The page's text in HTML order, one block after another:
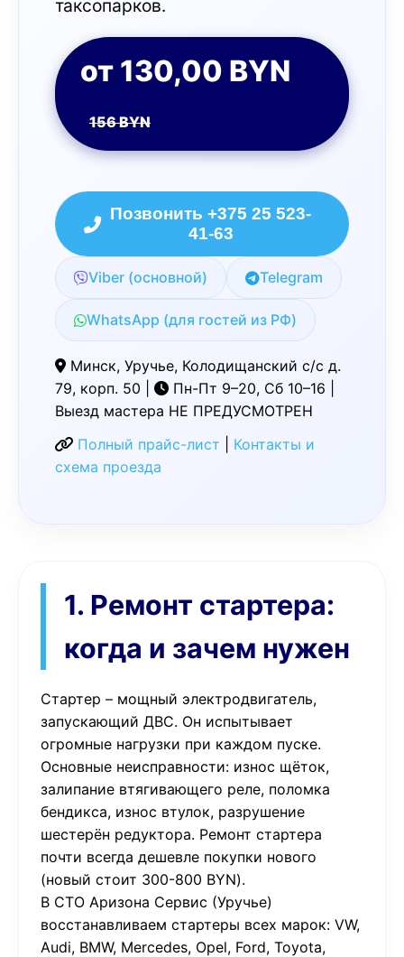
таксопарков.
от 130,00 BYN
156 BYN
Позвонить +375 25 523-
41-63
Viber (основной) Telegram
WhatsApp (для гостей из РФ)
Минск, Уручье, Колодищанский с/с д.
79, корп. 50 |
Пн-Пт 9–20, Сб 10–16 |
Выезд мастера НЕ ПРЕДУСМОТРЕН
Полный прайс-лист
Контакты и
схема проезда
1. Ремонт стартера:
когда и зачем нужен
Стартер – мощный электродвигатель,
запускающий ДВС. Он испытывает
огромные нагрузки при каждом пуске.
Основные неисправности: износ щёток,
залипание втягивающего реле, поломка
бендикса, износ втулок, разрушение
шестерён редуктора. Ремонт стартера
почти всегда дешевле покупки нового
(новый стоит 300-800 BYN).
В СТО Аризона Сервис (Уручье)
восстанавливаем стартеры всех марок: VW,
Audi, BMW, Mercedes, Opel, Ford, Toyota,